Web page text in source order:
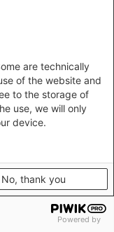
zu
Alltagsrassismus.
are technically
of the website and
to the storage of
use, we will only
device.
No, thank you
Powered by